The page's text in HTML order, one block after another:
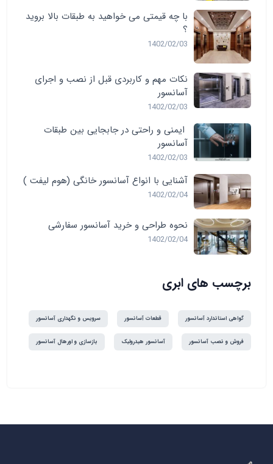
با چه قیمتی می خواهید به طبقات بالا بروید
؟
1402/02/03
نکات مهم و کاربردی قبل از نصب و اجرای
آسانسور
1402/02/03
ایمنی و راحتی در جابجایی بین طبقات
آسانسور
1402/02/03
آشنایی با انواع آسانسور خانگی (هوم لیفت )
1402/02/04
نحوه طراحی و خرید آسانسور سفارشی
1402/02/04
برچسب های ابری
گواهی استاندارد آسانسور قطعات آسانسور سرویس و نگهداری آسانسور
فروش و نصب آسانسور آسانسور هیدرولیک بازسازی و اورهال آسانسور